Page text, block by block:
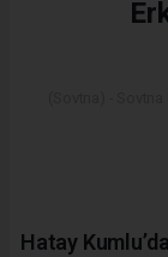
Hatay